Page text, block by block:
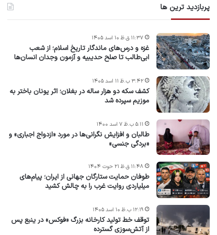
پربازدید ترین ها
غزه و درس‌های ماندگار تاریخ اسلام؛ از شعب
ابی‌طالب تا صلح حدیبیه و آزمون وجدان انسان‌ها
۱۱:۳۷ ق.ظ ۱۰ اسد ۱۴۰۵
کشف سکه دو هزار ساله در بغلان؛ اثر یونان باختر به
موزیم سپرده شد
۳:۴۲ ب.ظ ۱۱ اسد ۱۴۰۵
طالبان و افزایش نگرانی‌ها در مورد «ازدواج اجباری» و
«بردگی جنسی»
۵:۱۱ ب.ظ ۷ اسد ۱۴۰۰
طوفان حمایت ستارگان جهانی از ایران؛ پیام‌های
میلیاردی روایت غرب را به چالش کشید
۱۱:۴۸ ق.ظ ۲۱ حوت ۱۴۰۴
توقف خط تولید کارخانه بزرگ «فوکس» در ینبع پس
از آتش‌سوزی گسترده
۱۲:۱۹ ب.ظ ۱۰ اسد ۱۴۰۵